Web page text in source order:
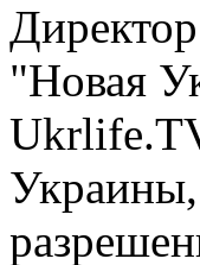
Директор
"Новая